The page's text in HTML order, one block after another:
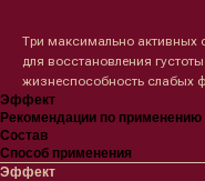
Три максимально активных
для восстановления
жизнеспособность слабых
Эффект
Рекомендации по применению
Состав
Способ применения
Эффект